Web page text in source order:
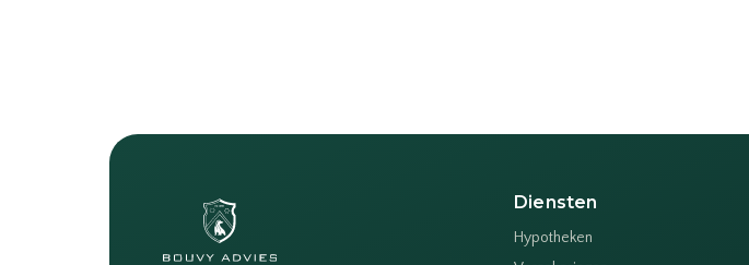
Diensten
Hypotheken